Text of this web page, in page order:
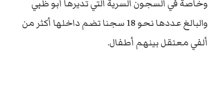
وخاصة في السجون السرية التي تديرها أبو ظبي
والبالغ عددها نحو 18 سجنا تضم داخلها أكثر من
ألفي معتقل بينهم أطفال.